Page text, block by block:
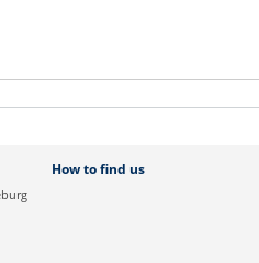
How to find us